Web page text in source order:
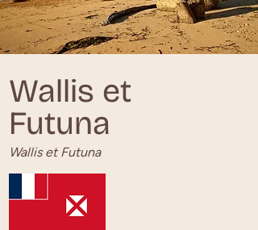
Wallis et
Futuna
Wallis et Futuna